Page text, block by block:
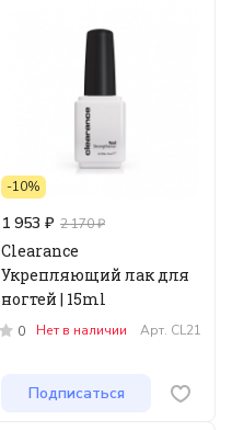
-10%
1 953 ₽ 2 170 ₽
Clearance
Укрепляющий лак для
ногтей | 15ml
0 Нет в наличии Арт. CL21
Подписаться